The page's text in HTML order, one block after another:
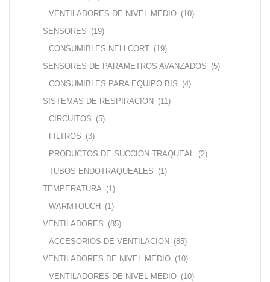
VENTILADORES DE NIVEL MEDIO (10)
SENSORES (19)
CONSUMIBLES NELLCORT (19)
SENSORES DE PARAMETROS AVANZADOS (5)
CONSUMIBLES PARA EQUIPO BIS (4)
SISTEMAS DE RESPIRACION (11)
CIRCUITOS (5)
FILTROS (3)
PRODUCTOS DE SUCCION TRAQUEAL
(2)
TUBOS ENDOTRAQUEALES (1)
TEMPERATURA (1)
WARMTOUCH (1)
VENTILADORES (85)
ACCESORIOS DE VENTILACION (85)
VENTILADORES DE NIVEL MEDIO (10)
VENTILADORES DE NIVEL MEDIO (10)